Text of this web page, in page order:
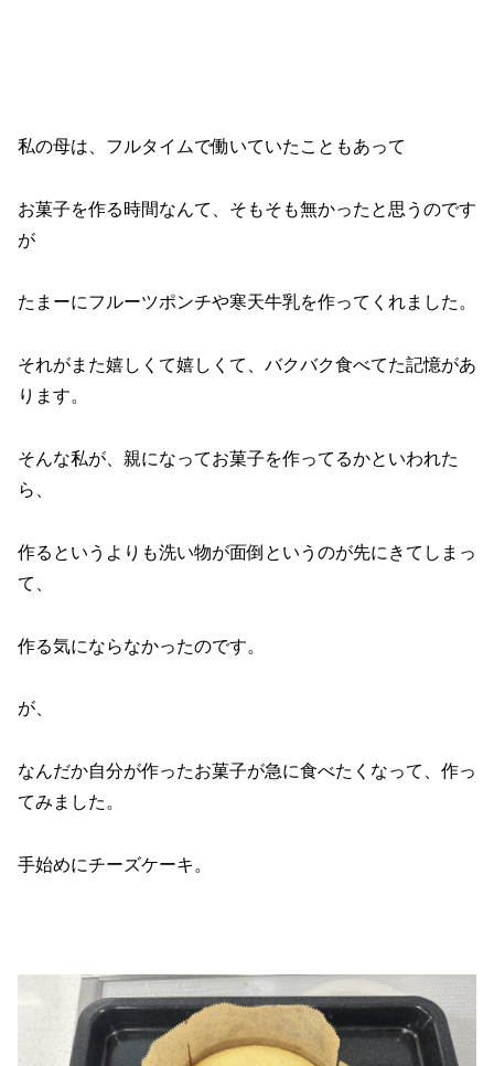
私の母は、フルタイムで働いていたこともあって
お菓子を作る時間なんて、そもそも無かったと思うのです
が
たまーにフルーツポンチや寒天牛乳を作ってくれました。
それがまた嬉しくて嬉しくて、バクバク食べてた記憶があ
ります。
そんな私が、親になってお菓子を作ってるかといわれた
ら、
作るというよりも洗い物が面倒というのが先にきてしまっ
て、
作る気にならなかったのです。
が、
なんだか自分が作ったお菓子が急に食べたくなって、作っ
てみました。
手始めにチーズケーキ。